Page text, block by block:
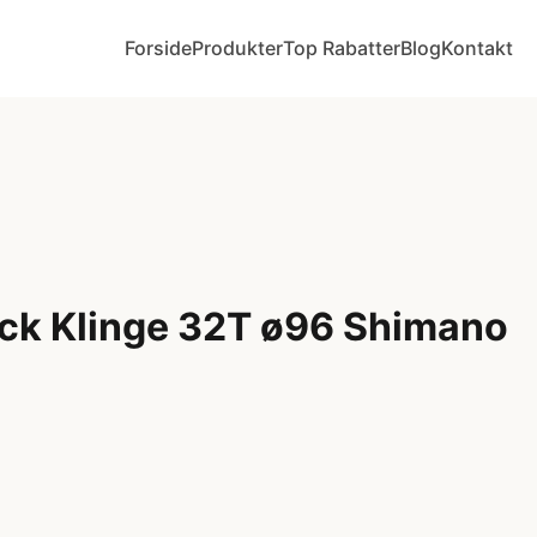
ForsideProdukterTop RabatterBlogKontakt
Klinge 32T ø96 Shimano